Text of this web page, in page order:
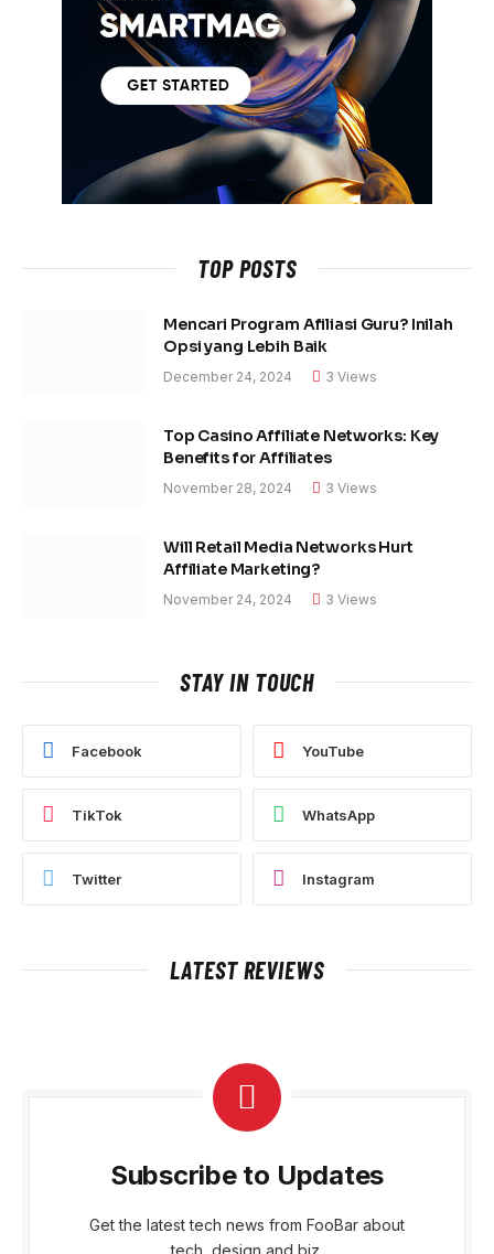
TOP POSTS
Mencari Program Afiliasi Guru? Inilah
Opsi yang Lebih Baik
December 24, 2024 3 Views
Top Casino Affiliate Networks: Key
Benefits for Affiliates
November 28, 2024 3 Views
Will Retail Media Networks Hurt
Affiliate Marketing?
November 24, 2024 3 Views
STAY IN TOUCH
Facebook YouTube
TikTok WhatsApp
Twitter Instagram
LATEST REVIEWS
Subscribe to Updates
Get the latest tech news from FooBar about